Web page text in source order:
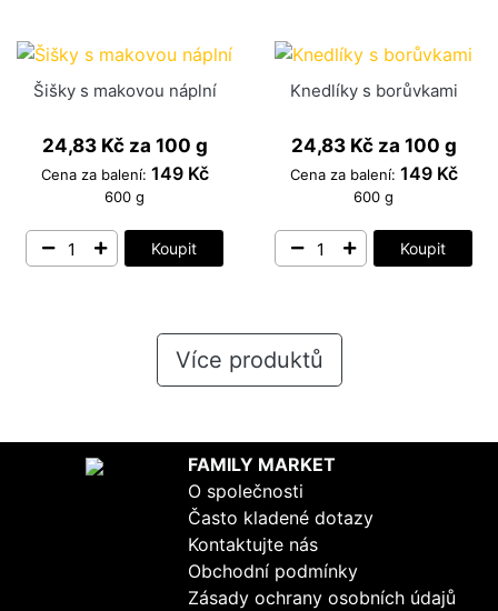
Šišky s makovou náplní
24,83 Kčza 100 g
Cena za balení: 149 Kč
600 g
Koupit
Knedlíky s borůvkami
24,83 Kčza 100 g
Cena za balení: 149 Kč
600 g
Koupit
Více produktů
FAMILY MARKET
O společnosti
Často kladené dotazy
Kontaktujte nás
Obchodní podmínky
Zásady ochrany osobních údajů